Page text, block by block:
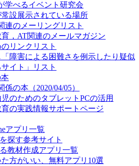
学べるイベント研究会
設展示されている場所
連のメーリングリスト
，AT関連のメールマガジン
リンクリスト
障害による困難さを例示したり疑似
イト」リスト
の本（2020/04/05）
のためのタブレットPCの活用
の実践情報サポートページ
アプリ一覧
探す参考サイト
教材作成アプリ一覧
た方がいい、無料アプリ10選